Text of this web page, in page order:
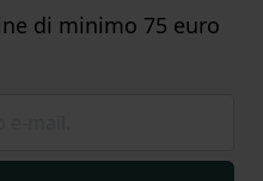
di minimo 75 euro